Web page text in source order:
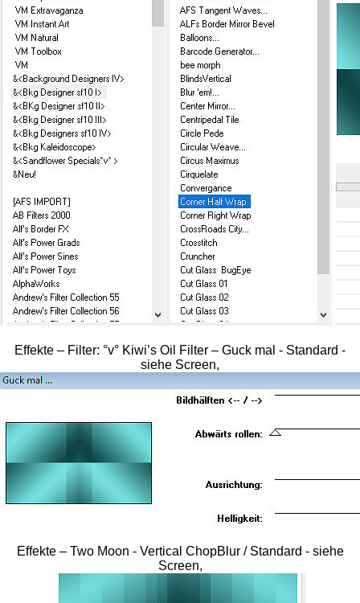
Effekte – Filter: °v° Kiwi’s Oil Filter – Guck mal - Standard -
siehe Screen,
Effekte – Two Moon - Vertical ChopBlur / Standard - siehe
Screen,